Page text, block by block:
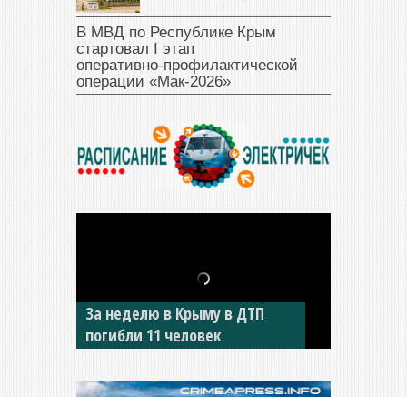
В МВД по Республике Крым
стартовал I этап
оперативно‑профилактической
операции «Мак‑2026»
За неделю в Крыму в ДТП
погибли 11 человек
В Джанкое водитель ВАЗа
сбил двух детей на «зебре»